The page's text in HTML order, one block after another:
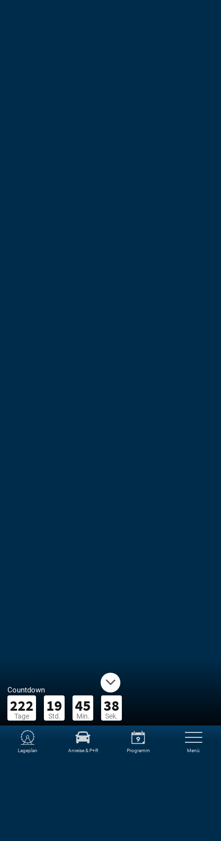
Countdown
222
Tage
19
Std.
45
Min.
38
Sek.
Lageplan Anreise & P+R Programm Menü